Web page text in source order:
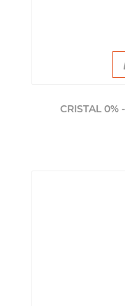
CRISTAL 0%